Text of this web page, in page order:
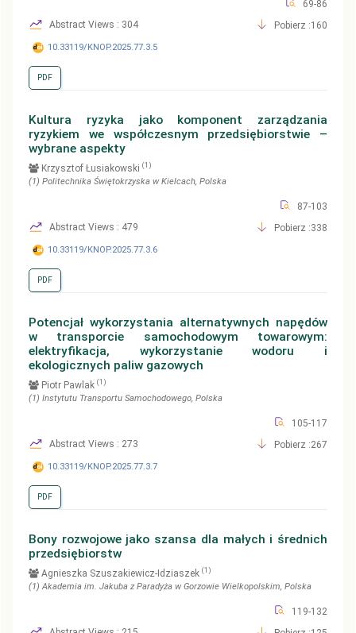
69-86
Abstract Views : 304
Pobierz :160
10.33119/KNOP.2025.77.3.5
PDF
Kultura ryzyka jako komponent zarządzania
ryzykiem we współczesnym przedsiębiorstwie –
wybrane aspekty
Krzysztof Łusiakowski (1)
(1) Politechnika Świętokrzyska w Kielcach , Polska
87-103
Abstract Views : 479
Pobierz :338
10.33119/KNOP.2025.77.3.6
PDF
Potencjał wykorzystania alternatywnych napędów
w transporcie samochodowym towarowym:
elektryfikacja, wykorzystanie wodoru i
ekologicznych paliw gazowych
Piotr Pawlak (1)
(1) Instytutu Transportu Samochodowego , Polska
105-117
Abstract Views : 273
Pobierz :267
10.33119/KNOP.2025.77.3.7
PDF
Bony rozwojowe jako szansa dla małych i średnich
przedsiębiorstw
Agnieszka Szuszakiewicz-Idziaszek (1)
(1) Akademia im. Jakuba z Paradyża w Gorzowie Wielkopolskim , Polska
119-132